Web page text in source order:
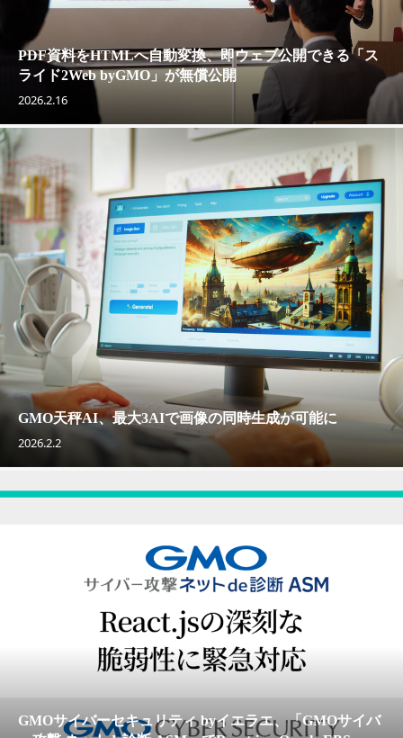
PDF資料をHTMLへ自動変換、即ウェブ公開できる「ス
ライド2Web byGMO」が無償公開
2026.2.16
GMO天秤AI、最大3AIで画像の同時生成が可能に
2026.2.2
GMOサイバーセキュリティ byイエラエ、「GMOサイバ